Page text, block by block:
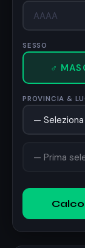
SESSO
♂
PROVINCIA &